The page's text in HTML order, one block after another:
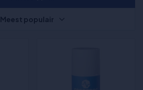
Meest populair